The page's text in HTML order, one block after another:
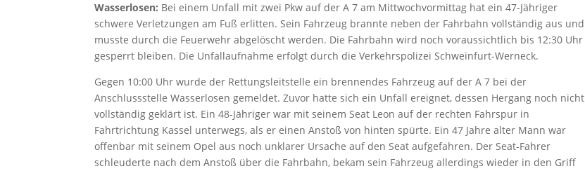
Wasserlosen: Bei einem Unfall mit zwei Pkw auf der A 7 am Mittwochvormittag hat ein 47-Jähriger
schwere Verletzungen am Fuß erlitten. Sein Fahrzeug brannte neben der Fahrbahn vollständig aus und
musste durch die Feuerwehr abgelöscht werden. Die Fahrbahn wird noch voraussichtlich bis 12:30 Uhr
gesperrt bleiben. Die Unfallaufnahme erfolgt durch die Verkehrspolizei Schweinfurt-Werneck.
Gegen 10:00 Uhr wurde der Rettungsleitstelle ein brennendes Fahrzeug auf der A 7 bei der
Anschlussstelle Wasserlosen gemeldet. Zuvor hatte sich ein Unfall ereignet, dessen Hergang noch nicht
vollständig geklärt ist. Ein 48-Jähriger war mit seinem Seat Leon auf der rechten Fahrspur in
Fahrtrichtung Kassel unterwegs, als er einen Anstoß von hinten spürte. Ein 47 Jahre alter Mann war
offenbar mit seinem Opel aus noch unklarer Ursache auf den Seat aufgefahren. Der Seat-Fahrer
schleuderte nach dem Anstoß über die Fahrbahn, bekam sein Fahrzeug allerdings wieder in den Griff